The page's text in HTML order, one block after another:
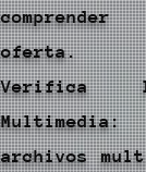
oferta.
Verifica
archivos